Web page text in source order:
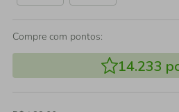
Compre com pontos:
14.233